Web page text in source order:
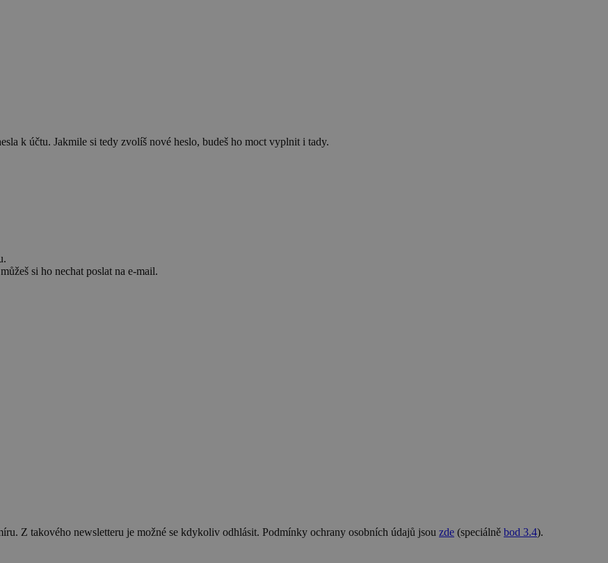
k účtu. Jakmile si tedy zvolíš nové heslo, budeš ho moct vyplnit i tady.
si ho nechat poslat na e-mail.
Z takového newsletteru je možné se kdykoliv odhlásit. Podmínky ochrany osobních údajů jsou zde (speciálně bod 3.4).